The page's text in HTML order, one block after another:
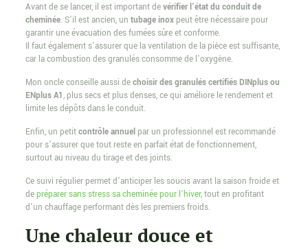
Avant de se lancer, il est important devérifier l’état du conduit de
cheminée. S’il est ancien, un tubage inoxpeut être nécessaire pour
garantir une évacuation des fumées sûre et conforme.
Il faut également s’assurer que la ventilation de la pièce est suffisante,
car la combustion des granulés consomme de l’oxygène.
Mon oncle conseille aussi dechoisir des granulés certifiés DINplus ou
ENplus A1, plus secs et plus denses, ce qui améliore le rendement et
limite les dépôts dans le conduit.
Enfin, un petitcontrôle annuelpar un professionnel est recommandé
pour s’assurer que tout reste en parfait état de fonctionnement,
surtout au niveau du tirage et des joints.
Ce suivi régulier permet d’anticiper les soucis avant la saison froide et
depréparer sans stress sa cheminée pour l’hiver, tout en profitant
d’un chauffage performant dès les premiers froids.
Une chaleur douce et